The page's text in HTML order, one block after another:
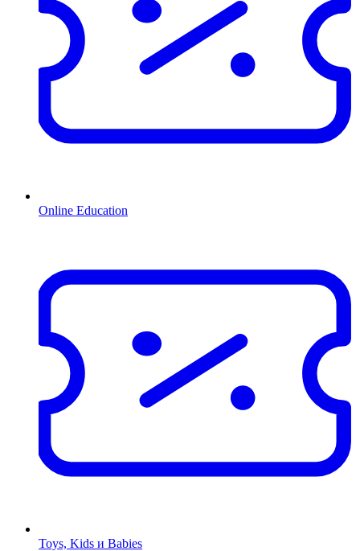
Online Education
Toys, Kids и Babies